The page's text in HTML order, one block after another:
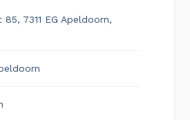
85, 7311 EG Apeldoorn,